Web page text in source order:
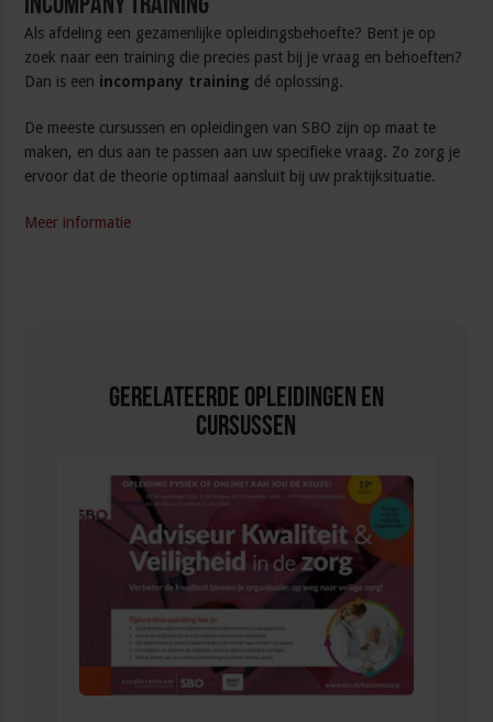
Incompany training
Als afdeling een gezamenlijke opleidingsbehoefte? Bent je op
zoek naar een training die precies past bij je vraag en behoeften?
Dan is een incompany training dé oplossing.
De meeste cursussen en opleidingen van SBO zijn op maat te
maken, en dus aan te passen aan uw specifieke vraag. Zo zorg je
ervoor dat de theorie optimaal aansluit bij uw praktijksituatie.
Meer informatie
Gerelateerde Opleidingen en
Cursussen